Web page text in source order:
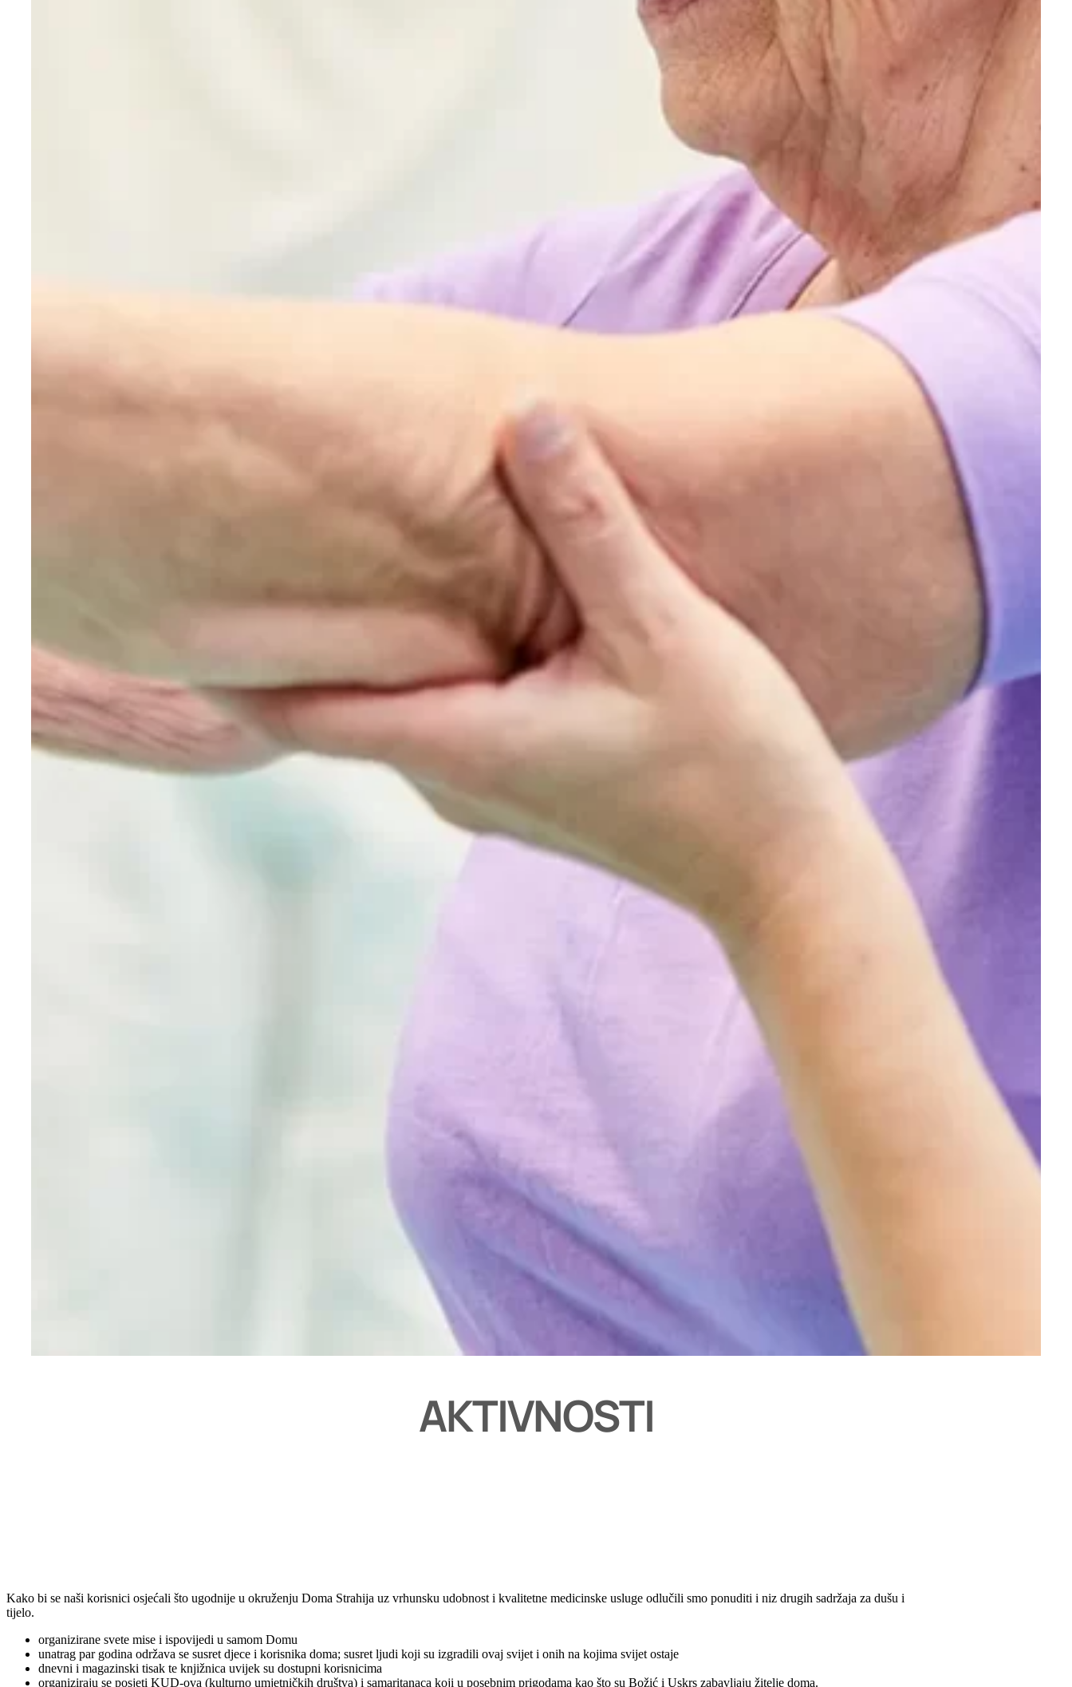
AKTIVNOSTI
Kako bi se naši korisnici osjećali što ugodnije u okruženju Doma Strahija uz vrhunsku udobnost i kvalitetne medicinske usluge odlučili smo ponuditi i niz drugih sadržaja za dušu i
tijelo.
organizirane svete mise i ispovijedi u samom Domu
unatrag par godina održava se susret djece i korisnika doma; susret ljudi koji su izgradili ovaj svijet i onih na kojima svijet ostaje
dnevni i magazinski tisak te knjižnica uvijek su dostupni korisnicima
organiziraju se posjeti KUD-ova (kulturno umjetničkih društva) i samaritanaca koji u posebnim prigodama kao što su Božić i Uskrs zabavljaju žitelje doma.